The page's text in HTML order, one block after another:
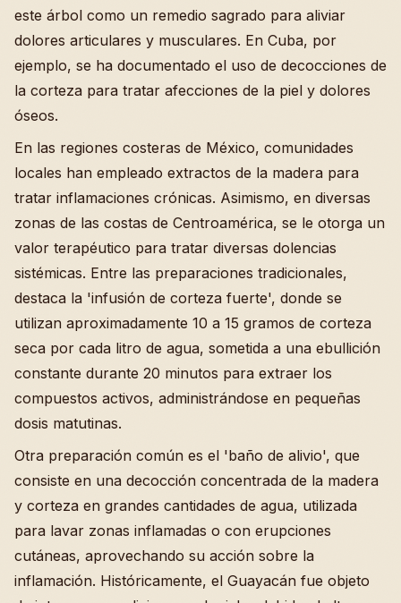
este árbol como un remedio sagrado para aliviar
dolores articulares y musculares. En Cuba, por
ejemplo, se ha documentado el uso de decocciones de
la corteza para tratar afecciones de la piel y dolores
óseos.
En las regiones costeras de México, comunidades
locales han empleado extractos de la madera para
tratar inflamaciones crónicas. Asimismo, en diversas
zonas de las costas de Centroamérica, se le otorga un
valor terapéutico para tratar diversas dolencias
sistémicas. Entre las preparaciones tradicionales,
destaca la 'infusión de corteza fuerte', donde se
utilizan aproximadamente 10 a 15 gramos de corteza
seca por cada litro de agua, sometida a una ebullición
constante durante 20 minutos para extraer los
compuestos activos, administrándose en pequeñas
dosis matutinas.
Otra preparación común es el 'baño de alivio', que
consiste en una decocción concentrada de la madera
y corteza en grandes cantidades de agua, utilizada
para lavar zonas inflamadas o con erupciones
cutáneas, aprovechando su acción sobre la
inflamación. Históricamente, el Guayacán fue objeto